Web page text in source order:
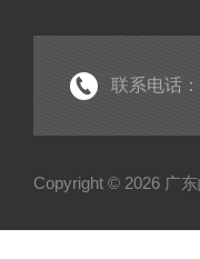
联系电话
Copyright © 2026 广